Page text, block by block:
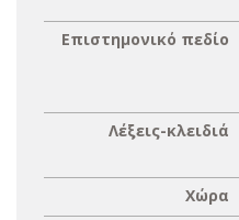
Επιστημονικό πεδίο
Λέξεις-κλειδιά
Χώρα